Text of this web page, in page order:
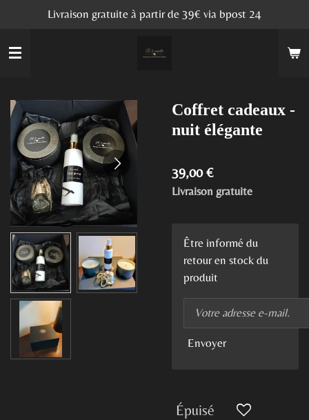
contenu
Livraison gratuite à partir de 39€ via bpost 24
Coffret cadeaux -
nuit élégante
39,00 €
Livraison gratuite
Être informé du
retour en stock du
produit
Envoyer
Épuisé